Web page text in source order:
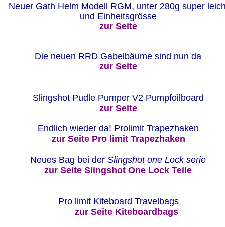
Neuer Gath Helm Modell RGM, unter 280g super
und Einheitsgrösse
zur Seite
Die neuen RRD Gabelbäume sind nun da
zur Seite
Slingshot Pudle Pumper V2 Pumpfoilboard
zur Seite
Endlich wieder da! Prolimit Trapezhaken
zur Seite Pro limit Trapezhaken
Neues Bag bei der Slingshot one Lock serie
zur Seite Slingshot One Lock Teile
Pro limit Kiteboard Travelbags
zur Seite Kiteboardbags